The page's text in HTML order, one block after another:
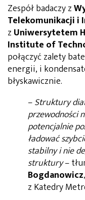
Zespół badaczy z
Telekomunikacji i
z Uniwersytetem
Institute of
połączyć zalety
energii, i
błyskawicznie.
–Struktury
przewodności
potencjalnie
ładować
stabilny i nie
struktury–
Bogdanowicz
z Katedry